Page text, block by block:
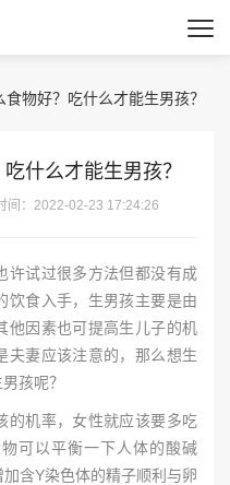
物好？吃什么才能生男孩？
什么才能生男孩？
间：2022-02-23 17:24:26
试过很多方法但都没有成
饮食入手，生男孩主要是由
他因素也可提高生儿子的机
夫妻应该注意的，那么想生
孩呢？
机率，女性就应该要多吃
可以平衡一下人体的酸碱
含Y染色体的精子顺利与卵